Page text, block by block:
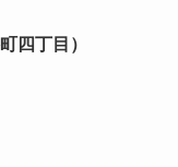
四丁目）